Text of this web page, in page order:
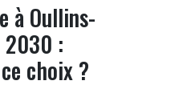
à Oullins-
2030 :
choix ?